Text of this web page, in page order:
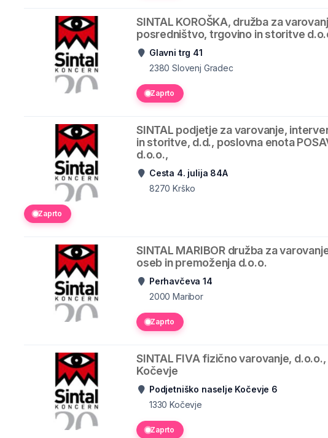
SINTAL KOROŠKA, družba za
posredništvo, trgovino in storitve
Glavni trg 41
2380 Slovenj Gradec
Zaprto
SINTAL podjetje za varovanje,
in storitve, d.d., poslovna enota
d.o.o.,
Cesta 4. julija 84A
8270 Krško
Zaprto
SINTAL MARIBOR družba za
oseb in premoženja d.o.o.
Perhavčeva 14
2000 Maribor
Zaprto
SINTAL FIVA fizično varovanje, d.o.o.,
Kočevje
Podjetniško naselje Kočevje 6
1330 Kočevje
Zaprto